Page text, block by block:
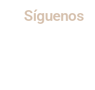
Síguenos